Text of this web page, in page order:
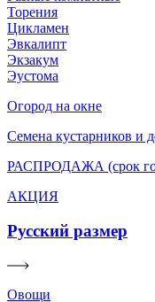
Торения
Цикламен
Эвкалипт
Экзакум
Эустома
Огород на окне
Семена кустарников и
РАСПРОДАЖА (срок
АКЦИЯ
Русский размер
Овощи